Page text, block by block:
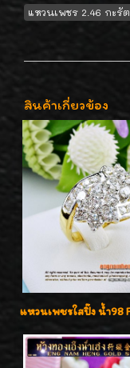
แหวนเพชร 2.46 กะรัต
สินค้าเกี่ยวข้อง